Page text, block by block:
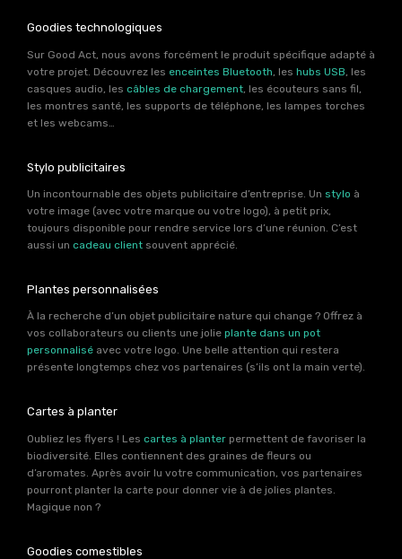
Goodies technologiques
Sur Good Act, nous avons forcément le produit spécifique adapté à
votre projet. Découvrez les enceintes Bluetooth , les hubs USB , les
casques audio, les câbles de chargement , les écouteurs sans fil,
les montres santé, les supports de téléphone, les lampes torches
et les webcams…
Stylo publicitaires
Un incontournable des objets publicitaire d’entreprise. Un stylo à
votre image (avec votre marque ou votre logo), à petit prix,
toujours disponible pour rendre service lors d’une réunion. C’est
aussi un cadeau client souvent apprécié.
Plantes personnalisées
À la recherche d’un objet publicitaire nature qui change ? Offrez à
vos collaborateurs ou clients une jolie plante dans un pot
personnalisé avec votre logo. Une belle attention qui restera
présente longtemps chez vos partenaires (s’ils ont la main verte).
Cartes à planter
Oubliez les flyers ! Les cartes à planter permettent de favoriser la
biodiversité. Elles contiennent des graines de fleurs ou
d’aromates. Après avoir lu votre communication, vos partenaires
pourront planter la carte pour donner vie à de jolies plantes.
Magique non ?
Goodies comestibles